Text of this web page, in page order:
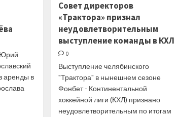
и вышел
вперед
в серии
плей-
офф
Юрий
аренды в
Совет директоров
«Трактора» признал
неудовлетворительным
выступление команды в КХЛ
0
Выступление челябинского
"Трактора" в нынешнем сезоне
Фонбет - Континентальной
хоккейной лиги (КХЛ) признано
неудовлетворительным по итогам